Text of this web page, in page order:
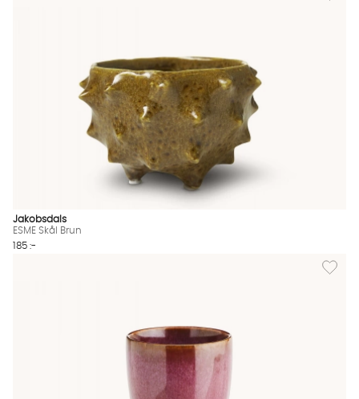
Jakobsdals
ESME Skål Brun
185 :-
Lägg